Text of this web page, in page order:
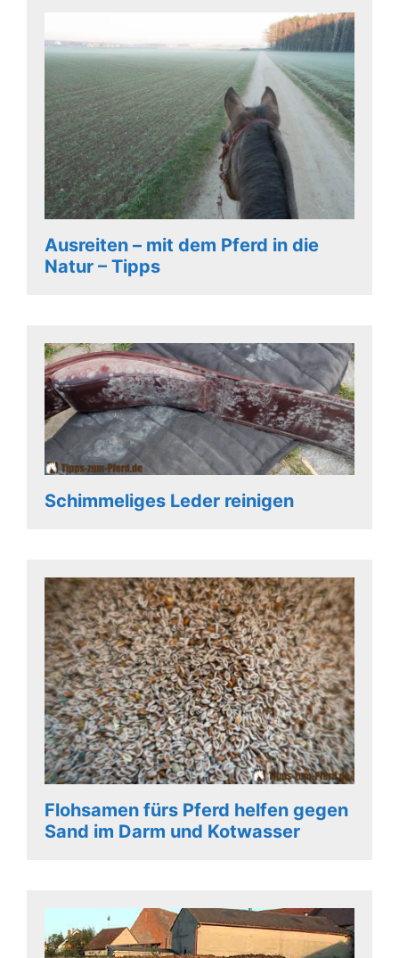
Ausreiten – mit dem Pferd in die
Natur – Tipps
Schimmeliges Leder reinigen
Flohsamen fürs Pferd helfen gegen
Sand im Darm und Kotwasser